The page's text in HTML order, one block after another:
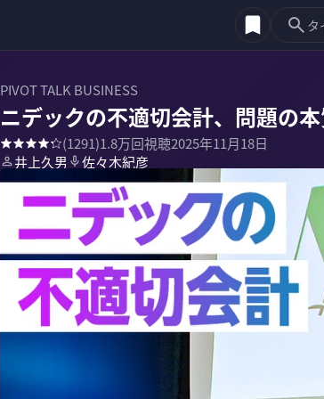
PIVOT TALK BUSINESS
ニデックの不適切会計、問題の
(1291)1.8万回視聴2025年11月18日
井上久男
佐々木紀彦